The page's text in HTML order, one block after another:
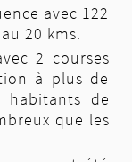
Rochedans
Jaulin
Yann Maurage
AC la
Entente
Kékés du
avec 122
20 kms.
2 courses
à plus de
habitants de
que les